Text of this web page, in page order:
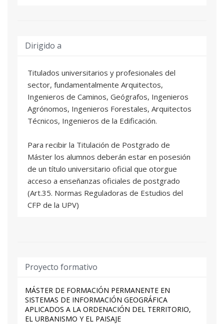
Dirigido a
Titulados universitarios y profesionales del
sector, fundamentalmente Arquitectos,
Ingenieros de Caminos, Geógrafos, Ingenieros
Agrónomos, Ingenieros Forestales, Arquitectos
Técnicos, Ingenieros de la Edificación.
Para recibir la Titulación de Postgrado de
Máster los alumnos deberán estar en posesión
de un título universitario oficial que otorgue
acceso a enseñanzas oficiales de postgrado
(Art.35. Normas Reguladoras de Estudios del
CFP de la UPV)
Proyecto formativo
MÁSTER DE FORMACIÓN PERMANENTE EN
SISTEMAS DE INFORMACIÓN GEOGRÁFICA
APLICADOS A LA ORDENACIÓN DEL TERRITORIO,
EL URBANISMO Y EL PAISAJE